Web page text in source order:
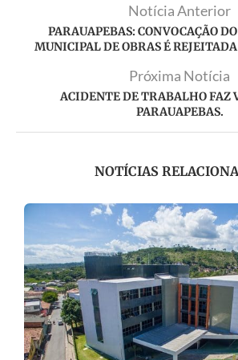
Notícia Anterior
PARAUAPEBAS: CONVOCAÇÃO
MUNICIPAL DE OBRAS É
Próxima Notícia
ACIDENTE DE TRABALHO
PARAUAPEBAS.
NOTÍCIAS